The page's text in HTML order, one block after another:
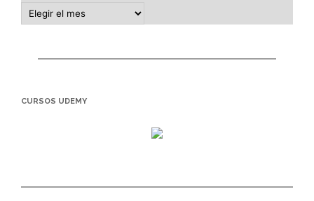
CURSOS UDEMY